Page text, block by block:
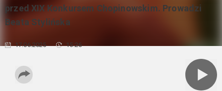
przed XIX Konkursem Chopinowskim. Prowadzi
Beata Stylińska
17.06.2025 15:26